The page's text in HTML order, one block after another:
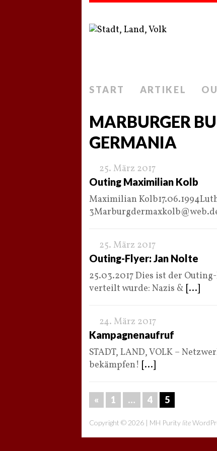
START ARTIKEL
MARBURGER
GERMANIA
25. März 2017
Outing Maximilian Kolb
Maximilian
25. März 2017
Outing-Flyer: Jan Nolte
25.03.2017 Dies ist der
verteilt wurde: Nazis & [...]
24. März 2017
Kampagnenaufruf
STADT, LAND, VOLK –
bekämpfen! [...]
« 1 … 4 5
Copyright © 2026 | MH Purity lite